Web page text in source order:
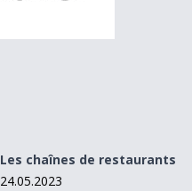
Les chaînes de restaurants
24.05.2023